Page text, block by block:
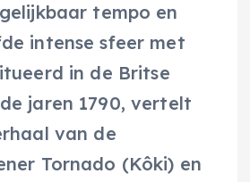
tempo en
intense sfeer met
in de Britse
jaren 1790, vertelt
van de
Tornado (Kôki) en